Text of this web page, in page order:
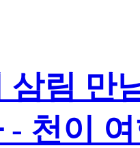
삼림 만
- 천이